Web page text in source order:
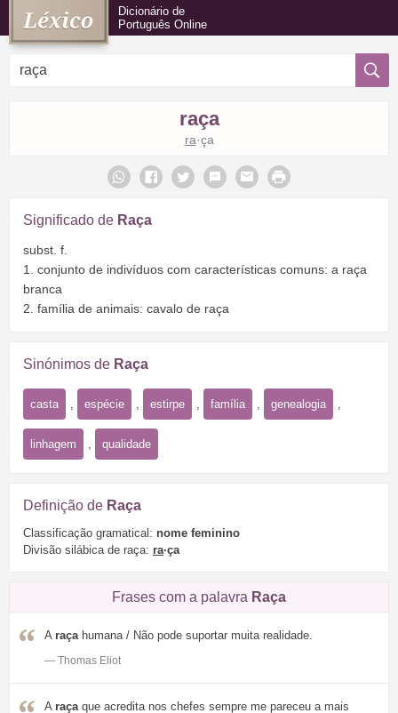
Dicionário de
Português Online
raça
ra·ça
Significado de Raça
subst. f.
1. conjunto de indivíduos com características comuns: a raça
branca
2. família de animais: cavalo de raça
Sinónimos de Raça
casta espécie estirpe família genealogia
linhagem qualidade
Definição de Raça
Classificação gramatical: nome feminino
Divisão silábica de raça: ra·ça
Frases com a palavra Raça
A raçahumana / Não pode suportar muita realidade.
— Thomas Eliot
A raçaque acredita nos chefes sempre me pareceu a mais